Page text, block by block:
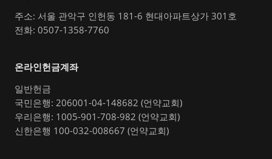
주소: 서울 관악구 인헌동 181-6 현대아파트상가 301호
전화: 0507-1358-7760
온라인헌금계좌
일반헌금
국민은행: 206001-04-148682 (언약교회)
우리은행: 1005-901-708-982 (언약교회)
신한은행 100-032-008667 (언약교회)